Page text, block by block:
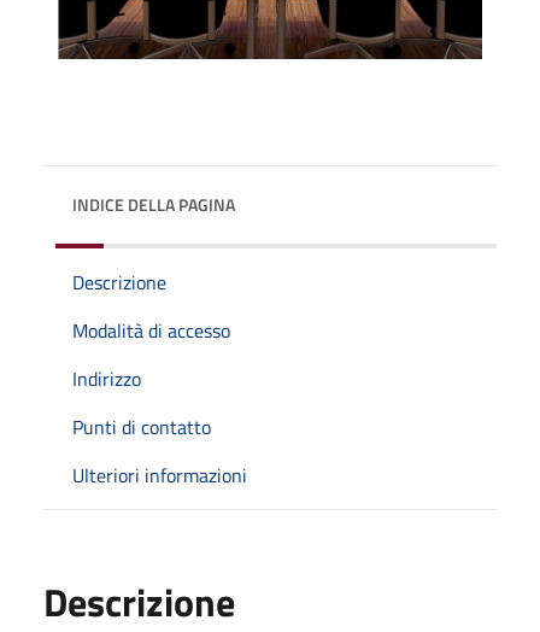
INDICE DELLA PAGINA
Descrizione
Modalità di accesso
Indirizzo
Punti di contatto
Ulteriori informazioni
Descrizione